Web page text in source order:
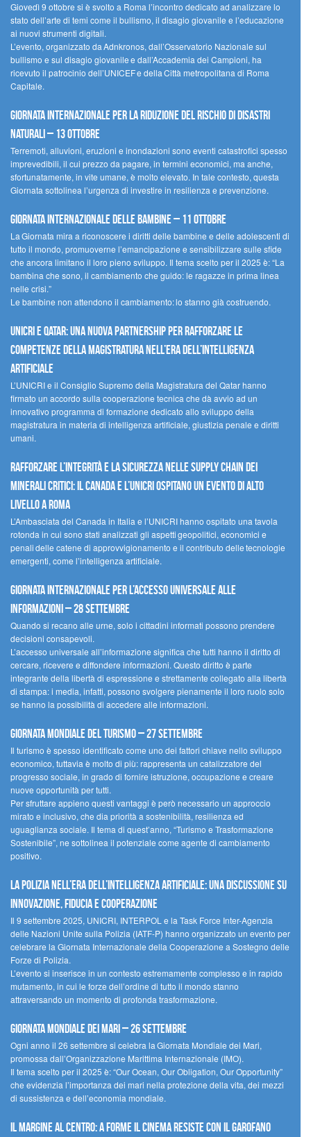
Giovedì 9 ottobre si è svolto a Roma l’incontro dedicato ad analizzare lo
stato dell’arte di temi come il bullismo, il disagio giovanile e l’educazione
ai nuovi strumenti digitali.
L’evento, organizzato da Adnkronos, dall’Osservatorio Nazionale sul
bullismo e sul disagio giovanile e dall’Accademia dei Campioni, ha
ricevuto il patrocinio dell’UNICEF e della Città metropolitana di Roma
Capitale.
Giornata internazionale per la riduzione del rischio di disastri
naturali – 13 ottobre
Terremoti, alluvioni, eruzioni e inondazioni sono eventi catastrofici spesso
imprevedibili, il cui prezzo da pagare, in termini economici, ma anche,
sfortunatamente, in vite umane, è molto elevato. In tale contesto, questa
Giornata sottolinea l’urgenza di investire in resilienza e prevenzione.
Giornata internazionale delle bambine – 11 ottobre
La Giornata mira a riconoscere i diritti delle bambine e delle adolescenti di
tutto il mondo, promuoverne l’emancipazione e sensibilizzare sulle sfide
che ancora limitano il loro pieno sviluppo. Il tema scelto per il 2025 è: “La
bambina che sono, il cambiamento che guido: le ragazze in prima linea
nelle crisi.”
Le bambine non attendono il cambiamento: lo stanno già costruendo.
UNICRI e Qatar: una nuova partnership per rafforzare le
competenze della magistratura nell’era dell’intelligenza
artificiale
L’UNICRI e il Consiglio Supremo della Magistratura del Qatar hanno
firmato un accordo sulla cooperazione tecnica che dà avvio ad un
innovativo programma di formazione dedicato allo sviluppo della
magistratura in materia di intelligenza artificiale, giustizia penale e diritti
umani.
Rafforzare l’integrità e la sicurezza nelle supply chain dei
minerali critici: il Canada e l’UNICRI ospitano un evento di alto
livello a Roma
L’Ambasciata del Canada in Italia e l’UNICRI hanno ospitato una tavola
rotonda in cui sono stati analizzati gli aspetti geopolitici, economici e
penali delle catene di approvvigionamento e il contributo delle tecnologie
emergenti, come l’intelligenza artificiale.
Giornata internazionale per l’accesso universale alle
informazioni – 28 settembre
Quando si recano alle urne, solo i cittadini informati possono prendere
decisioni consapevoli.
L’accesso universale all’informazione significa che tutti hanno il diritto di
cercare, ricevere e diffondere informazioni. Questo diritto è parte
integrante della libertà di espressione e strettamente collegato alla libertà
di stampa: i media, infatti, possono svolgere pienamente il loro ruolo solo
se hanno la possibilità di accedere alle informazioni.
Giornata mondiale del turismo – 27 settembre
Il turismo è spesso identificato come uno dei fattori chiave nello sviluppo
economico, tuttavia è molto di più: rappresenta un catalizzatore del
progresso sociale, in grado di fornire istruzione, occupazione e creare
nuove opportunità per tutti.
Per sfruttare appieno questi vantaggi è però necessario un approccio
mirato e inclusivo, che dia priorità a sostenibilità, resilienza ed
uguaglianza sociale. Il tema di quest’anno, “Turismo e Trasformazione
Sostenibile”, ne sottolinea il potenziale come agente di cambiamento
positivo.
La polizia nell’era dell’Intelligenza Artificiale: una discussione su
innovazione, fiducia e cooperazione
Il 9 settembre 2025, UNICRI, INTERPOL e la Task Force Inter-Agenzia
delle Nazioni Unite sulla Polizia (IATF-P) hanno organizzato un evento per
celebrare la Giornata Internazionale della Cooperazione a Sostegno delle
Forze di Polizia.
L’evento si inserisce in un contesto estremamente complesso e in rapido
mutamento, in cui le forze dell’ordine di tutto il mondo stanno
attraversando un momento di profonda trasformazione.
Giornata Mondiale dei Mari – 26 settembre
Ogni anno il 26 settembre si celebra la Giornata Mondiale dei Mari,
promossa dall’Organizzazione Marittima Internazionale (IMO).
Il tema scelto per il 2025 è: “Our Ocean, Our Obligation, Our Opportunity”
che evidenzia l’importanza dei mari nella protezione della vita, dei mezzi
di sussistenza e dell’economia mondiale.
Il margine al centro: a Forme il cinema resiste con il Garofano